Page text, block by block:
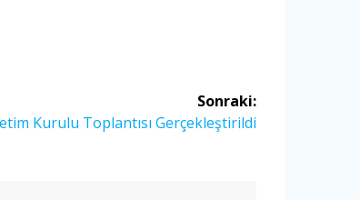
Sonraki:
Kurulu Toplantısı Gerçekleştirildi